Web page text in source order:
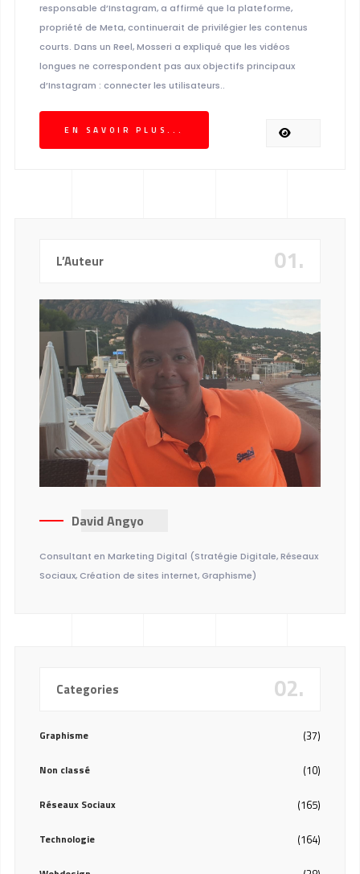
responsable d’Instagram, a affirmé que la plateforme,
propriété de Meta, continuerait de privilégier les contenus
courts. Dans un Reel, Mosseri a expliqué que les vidéos
longues ne correspondent pas aux objectifs principaux
d’Instagram : connecter les utilisateurs..
EN SAVOIR PLUS...
L’Auteur 01.
David Angyo
Consultant en Marketing Digital (Stratégie Digitale, Réseaux
Sociaux, Création de sites internet, Graphisme)
Categories 02.
Graphisme (37)
Non classé (10)
Réseaux Sociaux (165)
Technologie (164)